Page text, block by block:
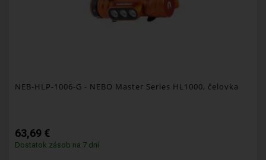
NEB-HLP-1006-G - NEBO Master Series HL1000, čelovka
63,69 €
Dostatok zásob na 7 dní